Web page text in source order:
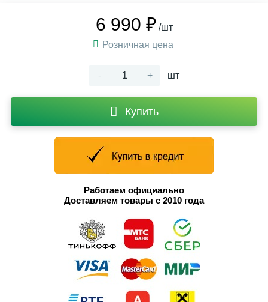
6 990 ₽ /шт
Розничная цена
- + шт
Купить
Работаем официально
Доставляем товары с 2010 года